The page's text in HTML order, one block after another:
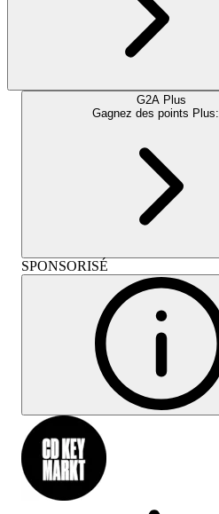
G2A Plus
Gagnez des points Plus:
SPONSORISÉ